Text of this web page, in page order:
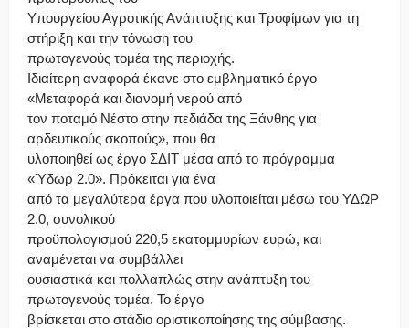
Υπουργείου Αγροτικής Ανάπτυξης και Τροφίμων για τη
στήριξη και την τόνωση του
πρωτογενούς τομέα της περιοχής.
Ιδιαίτερη αναφορά έκανε στο εμβληματικό έργο
«Μεταφορά και διανομή νερού από
τον ποταμό Νέστο στην πεδιάδα της Ξάνθης για
αρδευτικούς σκοπούς», που θα
υλοποιηθεί ως έργο ΣΔΙΤ μέσα από το πρόγραμμα
«Ύδωρ 2.0». Πρόκειται για ένα
από τα μεγαλύτερα έργα που υλοποιείται μέσω του ΥΔΩΡ
2.0, συνολικού
προϋπολογισμού 220,5 εκατομμυρίων ευρώ, και
αναμένεται να συμβάλλει
ουσιαστικά και πολλαπλώς στην ανάπτυξη του
πρωτογενούς τομέα. Το έργο
βρίσκεται στο στάδιο οριστικοποίησης της σύμβασης.